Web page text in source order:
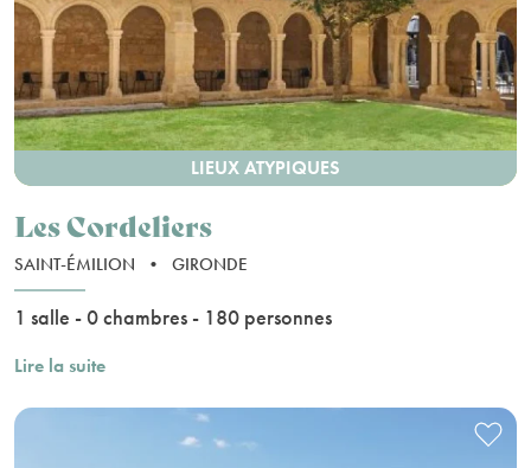
LIEUX ATYPIQUES
Les Cordeliers
SAINT-ÉMILION • GIRONDE
1 salle - 0 chambres - 180 personnes
Lire la suite